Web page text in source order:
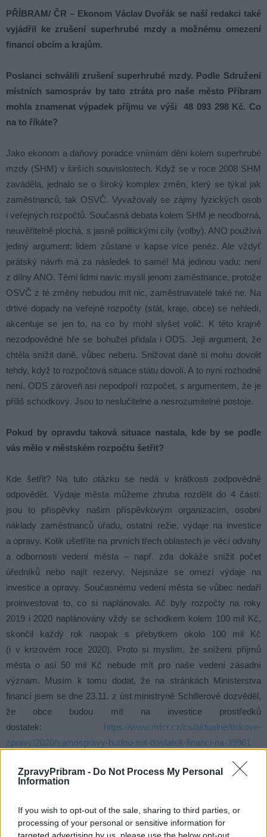
ZpravyPribram - Do Not Process My Personal
Information
If you wish to opt-out of the sale, sharing to third parties, or
processing of your personal or sensitive information for
targeted advertising by us, please use the below opt-out
PŘÍBRAM/ ČR – Ekonom Václav Dvořák se naší redakci také
vyjádřil ke zrušení superhrubé mzdy a možnému omezení
financí obcím a krajům.
Poslanci schválili zrušení superhrubé mzdy. Podle Sdružení
místních samospráv by tato ztráta pro naše město Příbram
mohla znamenat výpadek příjmu ve výši 48 093 298 Kč. Co
na to říkáte?
Jako ekonom a daňový poradce vnímám dění kolem superhrubé
mzdy (SHM) v širších souvislostech. Když se v roce 2008 SHM
zaváděla, jednalo se o široký komplex změn, který se týkal jak
zaměstnanců, tak OSVČ. Vyvažovaly se zájmy fyzických osob
i veřejných rozpočtů. Současná debata kolem SHM je neodborná,
neuvěřitelně plochá, s jasně politickými cíly (volby). ANO používá
jediný argument: lidem zůstane v kapse více peněz. Ale vždyť
pirátský návrh má za následek to samé! Má jedinou vadu: není
z dílny ANO. Těmi lidmi navíc myslí jenom zaměstnance, protože
OSVČ z té změny nebudou mít nic, zaměstnavatelé také ne. Na
drtivé dopady na veřejné rozpočty (stát, kraje, obce) se nehledí,
akcentuje se jen to, na co by mohl slyšet volič. K této krajně
nezodpovědné hře se bohužel přidala i ODS. Její argument, že
chtěla snížit daně, vůbec neberu. Snižovat daně si mohu dovolit
tehdy, když to rozpočtová situace státu dovolí. A to nyní rozhodně
není. ODS zároveň asi nepodpoří rozpočet, s argumentem, že je
příliš schodkový. Jsou to neslučitelné a nesrozumitelné postoje.
Pokud by opravdu taková situace nastala, kde by se podle
vás mělo v městském rozpočtu šetřit?
Kde šetřit? Na tuto otázku se nedá v krátkosti zodpovědně
odpovědět. Výdaje města můžeme zhruba rozdělit do 4 částí:
jsou to příspěvky našim příspěvkovým organizacím, osobní
náklady zaměstnanců úřadu, ostatní režie, výdaje na investice
a opravy. Kolik ušetříte na prvních třech oblastech je věcí odvahy
a odbornosti vedení města – např. zda dokáže snížit počet
úředníků nebo najít rezervy. Nejsnáze se omezí výdaje na
investice a opravy. Současnému vedení města se vůbec nedaří
proinvestovat to, co si naplánovalo. Ač byly rozpočty na roky
2019 i 2020 naplánovány vždy se schodkem kolem 100 mil Kč,
skončil každý rok naopak s přebytkem okolo 100 mil Kč
(i v krizovém roce 2020). Proto si myslím, že snížení příjmů
města o asi 50 mil Kč nebude mít pro naše vedení zásadní
význam. Musím k tomu dodat, že na stránkách Ministerstva
financí jsem se dne 23.11. z úst ministryně Schillerové dozvěděl,
že obce budou mít na investice prostředků
dostatek: https://www.mfcr.cz/cs/aktualne/tiskove-
zpravy/2020/samospravy-budou-mit-dostatek-financi-na-39961